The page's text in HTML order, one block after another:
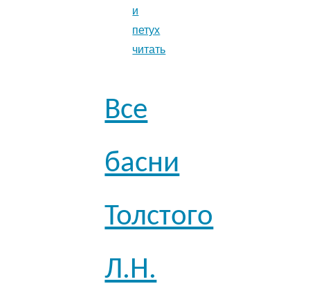
и
петух
читать
Все
басни
Толстого
Л.Н.